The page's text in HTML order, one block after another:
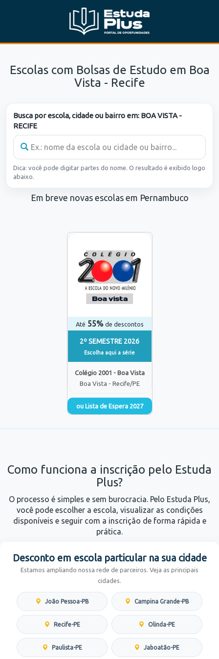
Escolas com Bolsas de Estudo em Boa
Vista - Recife
Busca por escola, cidade ou bairro em: BOA VISTA -
RECIFE
Dica: você pode digitar partes do nome. O resultado é exibido logo
abaixo.
Em breve novas escolas em Pernambuco
Até 55% de descontos
2º SEMESTRE 2026
Escolha aqui a série
Colégio 2001 - Boa Vista
Boa Vista - Recife/PE
ou Lista de Espera 2027
Como funciona a inscrição pelo Estuda
Plus?
O processo é simples e sem burocracia. Pelo Estuda Plus,
você pode escolher a escola, visualizar as condições
disponíveis e seguir com a inscrição de forma rápida e
prática.
Desconto em escola particular na sua cidade
Estamos ampliando nossa rede de parceiros. Veja as principais
cidades.
João Pessoa-PB Campina Grande-PB
Recife-PE Olinda-PE
Paulista-PE Jaboatão-PE